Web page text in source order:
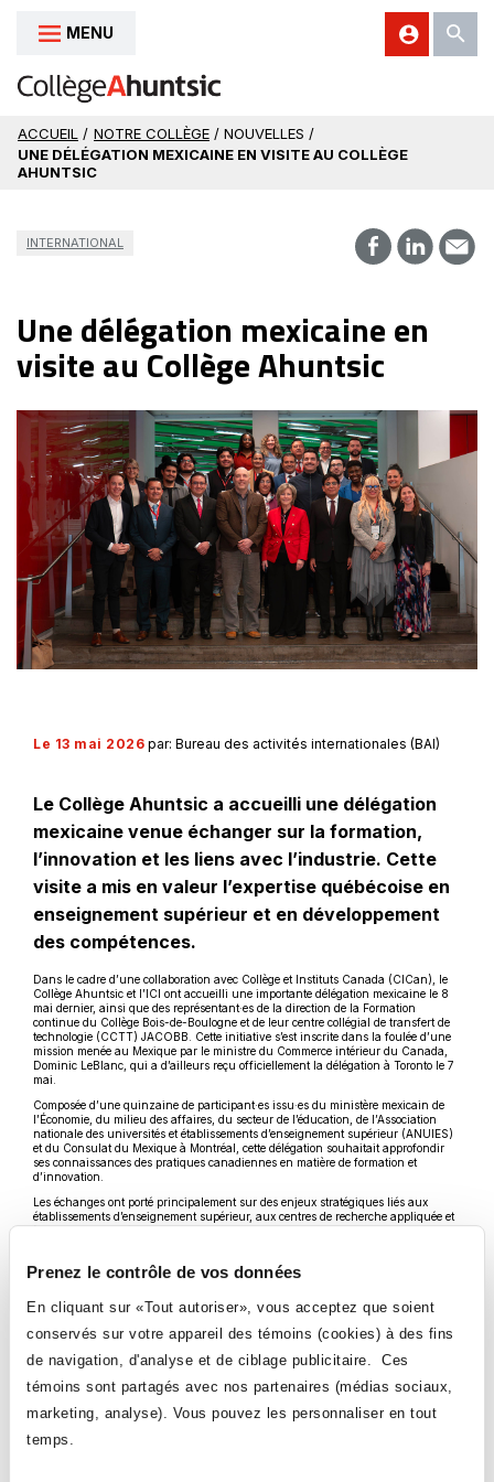
Prenez le contrôle de vos données
En cliquant sur «Tout autoriser», vous acceptez que soient
conservés sur votre appareil des témoins (cookies) à des fins
de navigation, d'analyse et de ciblage publicitaire. Ces
témoins sont partagés avec nos partenaires (médias sociaux,
marketing, analyse). Vous pouvez les personnaliser en tout
temps.
Aller au contenu
MENU
ACCUEIL / NOTRE COLLÈGE / NOUVELLES /
UNE DÉLÉGATION MEXICAINE EN VISITE AU COLLÈGE
AHUNTSIC
INTERNATIONAL
Une délégation mexicaine en
visite au Collège Ahuntsic
Le 13 mai 2026 par: Bureau des activités internationales (BAI)
Le Collège Ahuntsic a accueilli une délégation
mexicaine venue échanger sur la formation,
l’innovation et les liens avec l’industrie. Cette
visite a mis en valeur l’expertise québécoise en
enseignement supérieur et en développement
des compétences.
Dans le cadre d’une collaboration avec Collège et Instituts Canada (CICan), le
Collège Ahuntsic et l’ICI ont accueilli une importante délégation mexicaine le 8
mai dernier, ainsi que des représentant·es de la direction de la Formation
continue du Collège Bois-de-Boulogne et de leur centre collégial de transfert de
technologie (CCTT) JACOBB. Cette initiative s’est inscrite dans la foulée d’une
mission menée au Mexique par le ministre du Commerce intérieur du Canada,
Dominic LeBlanc, qui a d’ailleurs reçu officiellement la délégation à Toronto le 7
mai.
Composée d’une quinzaine de participant·es issu·es du ministère mexicain de
l’Économie, du milieu des affaires, du secteur de l’éducation, de l’Association
nationale des universités et établissements d’enseignement supérieur (ANUIES)
et du Consulat du Mexique à Montréal, cette délégation souhaitait approfondir
ses connaissances des pratiques canadiennes en matière de formation et
d’innovation.
Les échanges ont porté principalement sur des enjeux stratégiques liés aux
établissements d’enseignement supérieur, aux centres de recherche appliquée et
compétences ont également été au cœur des présentations et des discussions
Le Collège Ahuntsic est apparu comme un hôte de choix pour cette occasion. La
visite de la délégation s’est conclue par un parcours des départements de
médecine nucléaire, de génie électrique, de génie civil et de soins préhospitaliers
d’urgence, offrant ainsi un aperçu concret de son expertise et de la qualité de ses
infrastructures.
Cette visite représente une autre occasion de renforcer les liens internationaux et
de mettre en valeur le savoir-faire du Collège Ahuntsic et des établissements
d’enseignement québécois en matière de formation adaptée aux réalités du
marché du travail.